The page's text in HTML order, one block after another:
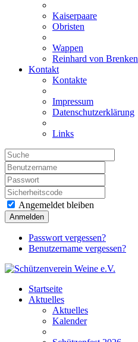
Kaiserpaare
Obristen
Wappen
Reinhard von Brenken
Kontakt
Kontakte
Impressum
Datenschutzerklärung
Links
Angemeldet bleiben
Anmelden
Passwort vergessen?
Benutzername vergessen?
Startseite
Aktuelles
Aktuelles
Kalender